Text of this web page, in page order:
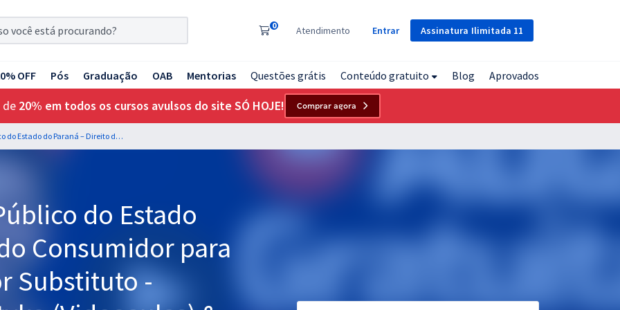
Assinatura Ilimitada 11
0 Atendimento Entrar
OFF Pós Graduação OAB Mentorias Questões grátis Conteúdo gratuito Blog Aprovados
de 20% em todos os cursos avulsos do site SÓ HOJE! Comprar agora
MP PR – Ministério Público do Estado do Paraná – Direito do Consumidor para o Cargo de Promotor Substituto - Professora Keity Satyko (Videoaulas) & Daniel Carcacchioni (Aulas em PDF)
do Estado
Consumidor para
Substituto -